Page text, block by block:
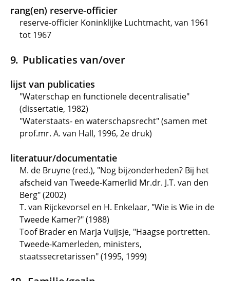
rang(en) reserve-officier
reserve-officier Koninklijke Luchtmacht, van 1961
tot 1967
Publicaties van/over
lijst van publicaties
"Waterschap en functionele decentralisatie"
(dissertatie, 1982)
"Waterstaats- en waterschapsrecht" (samen met
prof.mr. A. van Hall, 1996, 2e druk)
literatuur/documentatie
M. de Bruyne (red.), "Nog bijzonderheden? Bij het
afscheid van Tweede-Kamerlid Mr.dr. J.T. van den
Berg" (2002)
T. van Rijckevorsel en H. Enkelaar, "Wie is Wie in de
Tweede Kamer?" (1988)
Toof Brader en Marja Vuijsje, "Haagse portretten.
Tweede-Kamerleden, ministers,
staatssecretarissen" (1995, 1999)